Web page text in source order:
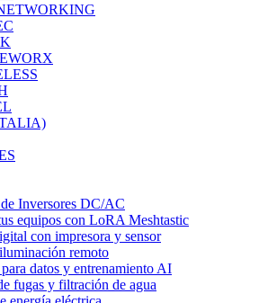
Inversores DC/AC
equipos con LoRA Meshtastic
con impresora y sensor
remoto
datos y entrenamiento AI
fugas y filtración de agua